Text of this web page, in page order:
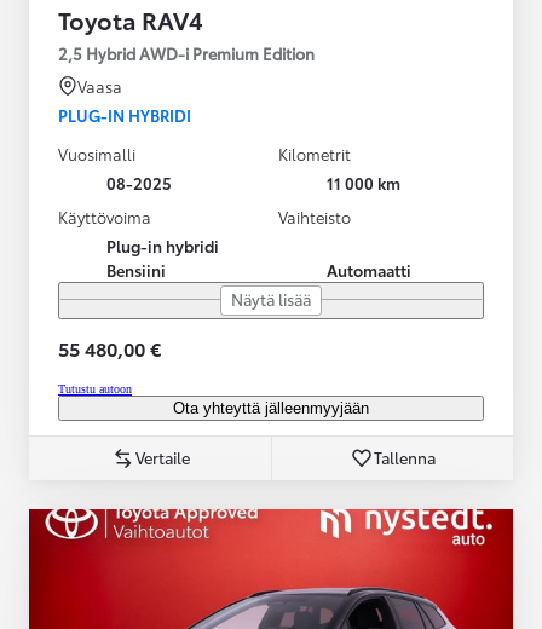
Toyota RAV4
2,5 Hybrid AWD-i Premium Edition
Vaasa
PLUG-IN HYBRIDI
Vuosimalli
08-2025
Kilometrit
11 000 km
Käyttövoima
Plug-in hybridi
Bensiini
Vaihteisto
Automaatti
Näytä lisää
55 480,00 €
Tutustu autoon
Ota yhteyttä jälleenmyyjään
Vertaile Tallenna